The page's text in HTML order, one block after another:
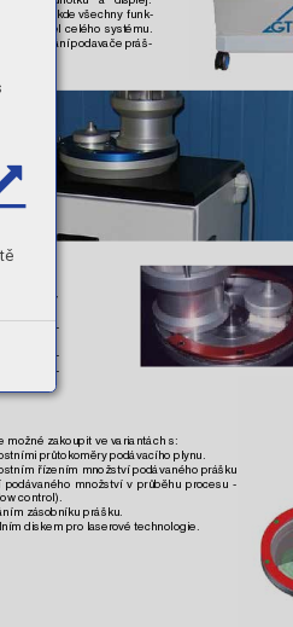
nástřik kde všechny funk-
panel celého systému.
ovládání podavače práš-
dotykový
ontrolu prů-
é-
technolo-
možné zakoupit ve variantách s:
průtokoměry podávacího plynu.
řízením množství podávaného prášku
podávaného množství v průběhu procesu -
control).
zásobníku prášku.
diskem pro laserové technologie.